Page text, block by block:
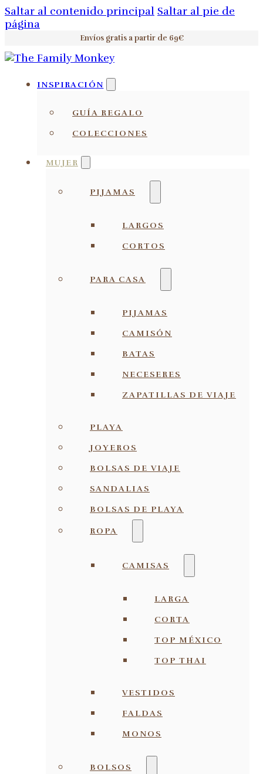
Saltar al contenido principal Saltar al pie de
página
Envíos gratis a partir de 69€
INSPIRACIÓN
GUÍA REGALO
COLECCIONES
MUJER
PIJAMAS
LARGOS
CORTOS
PARA CASA
PIJAMAS
CAMISÓN
BATAS
NECESERES
ZAPATILLAS DE VIAJE
PLAYA
JOYEROS
BOLSAS DE VIAJE
SANDALIAS
BOLSAS DE PLAYA
ROPA
CAMISAS
LARGA
CORTA
TOP MÉXICO
TOP THAI
VESTIDOS
FALDAS
MONOS
BOLSOS